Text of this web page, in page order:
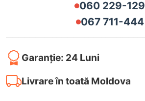
060 229-129
067 711-444
Garanție: 24 Luni
Livrare în toată Moldova